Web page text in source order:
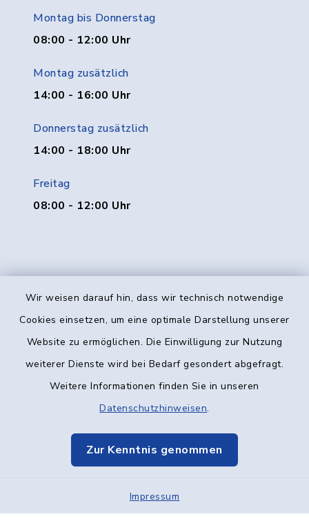
Wir weisen darauf hin, dass wir technisch notwendige
Cookies einsetzen, um eine optimale Darstellung unserer
Website zu ermöglichen. Die Einwilligung zur Nutzung
weiterer Dienste wird bei Bedarf gesondert abgefragt.
Weitere Informationen finden Sie in unseren
Datenschutzhinweisen.
Zur Kenntnis genommen
Impressum
Montag bis Donnerstag
08:00 - 12:00 Uhr
Montag zusätzlich
14:00 - 16:00 Uhr
Donnerstag zusätzlich
14:00 - 18:00 Uhr
Freitag
08:00 - 12:00 Uhr
Kontakt
Datenschutz
Elektronische Kommunikation
Sitemap